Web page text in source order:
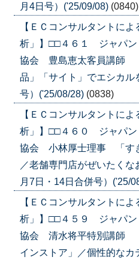
月4日号）('25/09/08) (0840)
【ＥＣコンサルタントに
析」】□□４６１ ジャパン
協会 豊島恵太客員講師
品」「サイト」でエシカル
号）('25/08/28) (0838)
【ＥＣコンサルタントに
析」】□□４６０ ジャパン
協会 小林厚士理事 「す
／老舗専門店がぜいたく
月7日・14日合併号）('25/
【ＥＣコンサルタントに
析」】□□４５９ ジャパン
協会 清水将平特別講師
インストア」／個性的な